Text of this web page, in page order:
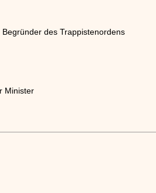
des Trappistenordens
Minister